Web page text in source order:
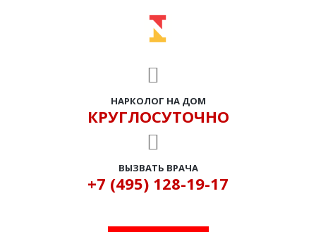
НАРКОЛОГ НА ДОМ
КРУГЛОСУТОЧНО
ВЫЗВАТЬ ВРАЧА
+7 (495) 128-19-17